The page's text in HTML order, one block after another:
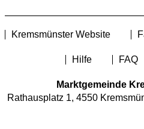
Kremsmünster Website
Hilfe FAQ
Marktgemeinde
Rathausplatz 1, 4550